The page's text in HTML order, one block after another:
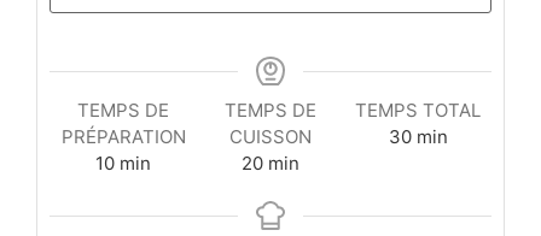
TEMPS DE
PRÉPARATION
10minutes
min
TEMPS DE
CUISSON
20minutes
min
TEMPS TOTAL
30minutes
min